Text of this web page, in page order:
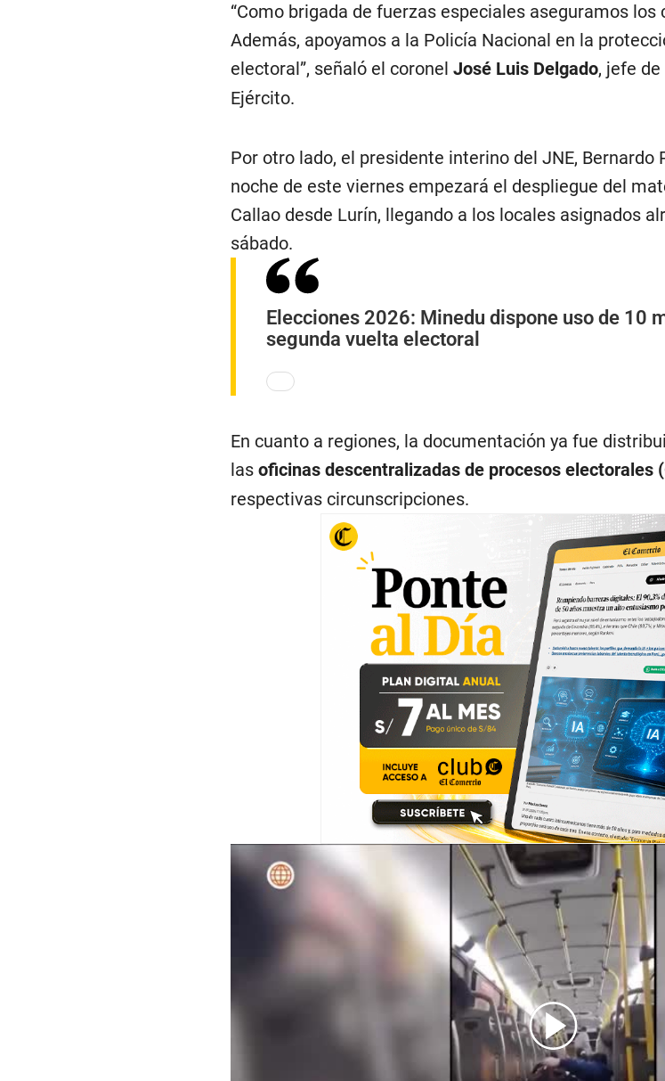
“Como brigada de fuerzas especiales aseguramos los
Además, apoyamos a la Policía Nacional en la
electoral”, señaló el coronel José Luis Delgado, jefe
Ejército.
Por otro lado, el presidente interino del JNE, Bernardo
noche de este viernes empezará el despliegue del
Callao desde Lurín, llegando a los locales asignados
sábado.
Elecciones 2026: Minedu dispone uso de 10
segunda vuelta electoral
En cuanto a regiones, la documentación ya fue
lasoficinas descentralizadas de procesos electorales
respectivas circunscripciones.